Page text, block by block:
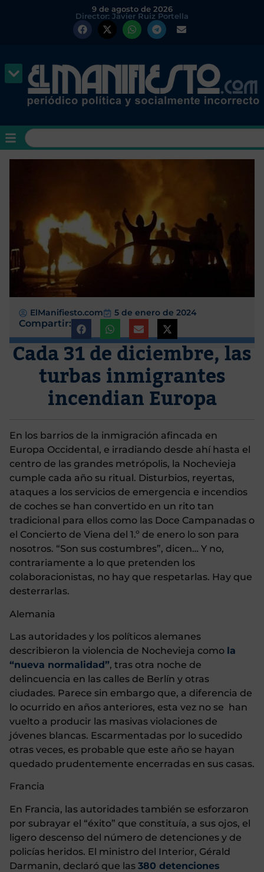
9 de agosto de 2026
Director: Javier Ruiz Portella
ElManifiesto.com 5 de enero de 2024
Compartir:
Cada 31 de diciembre, las
turbas inmigrantes
incendian Europa
En los barrios de la inmigración afincada en
Europa Occidental, e irradiando desde ahí hasta el
centro de las grandes metrópolis, la Nochevieja
cumple cada año su ritual. Disturbios, reyertas,
ataques a los servicios de emergencia e incendios
de coches se han convertido en un rito tan
tradicional para ellos como las Doce Campanadas o
el Concierto de Viena del 1.º de enero lo son para
nosotros. “Son sus costumbres”, dicen… Y no,
contrariamente a lo que pretenden los
colaboracionistas, no hay que respetarlas. Hay que
desterrarlas.
Alemania
Las autoridades y los políticos alemanes
describieron la violencia de Nochevieja como la
“nueva normalidad”, tras otra noche de
delincuencia en las calles de Berlín y otras
ciudades. Parece sin embargo que, a diferencia de
lo ocurrido en años anteriores, esta vez no se han
vuelto a producir las masivas violaciones de
jóvenes blancas. Escarmentadas por lo sucedido
otras veces, es probable que este año se hayan
quedado prudentemente encerradas en sus casas.
Francia
En Francia, las autoridades también se esforzaron
por subrayar el “éxito” que constituía, a sus ojos, el
ligero descenso del número de detenciones y de
policías heridos. El ministro del Interior, Gérald
Darmanin, declaró que las 380 detenciones